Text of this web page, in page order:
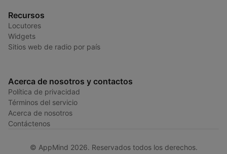
Recursos
Locutores
Widgets
Sitios web de radio por país
Acerca de nosotros y contactos
Política de privacidad
Términos del servicio
Acerca de nosotros
Contáctenos
© AppMind 2026. Reservados todos los derechos.